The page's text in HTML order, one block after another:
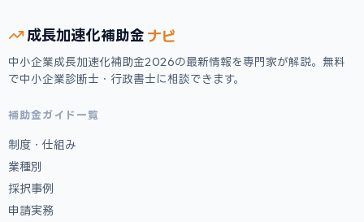
成長加速化補助金 ナビ
中小企業成長加速化補助金2026の最新情報を専門家が解説。無料
で中小企業診断士・行政書士に相談できます。
補助金ガイド一覧
制度・仕組み
業種別
採択事例
申請実務